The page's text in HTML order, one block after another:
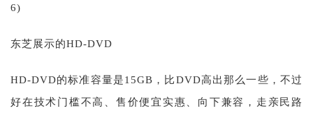
东芝展示的HD-DVD
HD-DVD的标准容量是15GB，比DVD高出那么一些，不过
好在技术门槛不高、售价便宜实惠、向下兼容，走亲民路